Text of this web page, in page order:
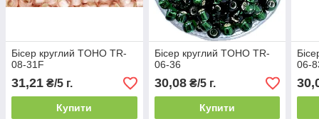
Бісер круглий TOHO TR-
08-31F
31,21 ₴/5 г.
Купити
Бісер круглий TOHO TR-
06-36
30,08₴/5 г.
Купити
06-